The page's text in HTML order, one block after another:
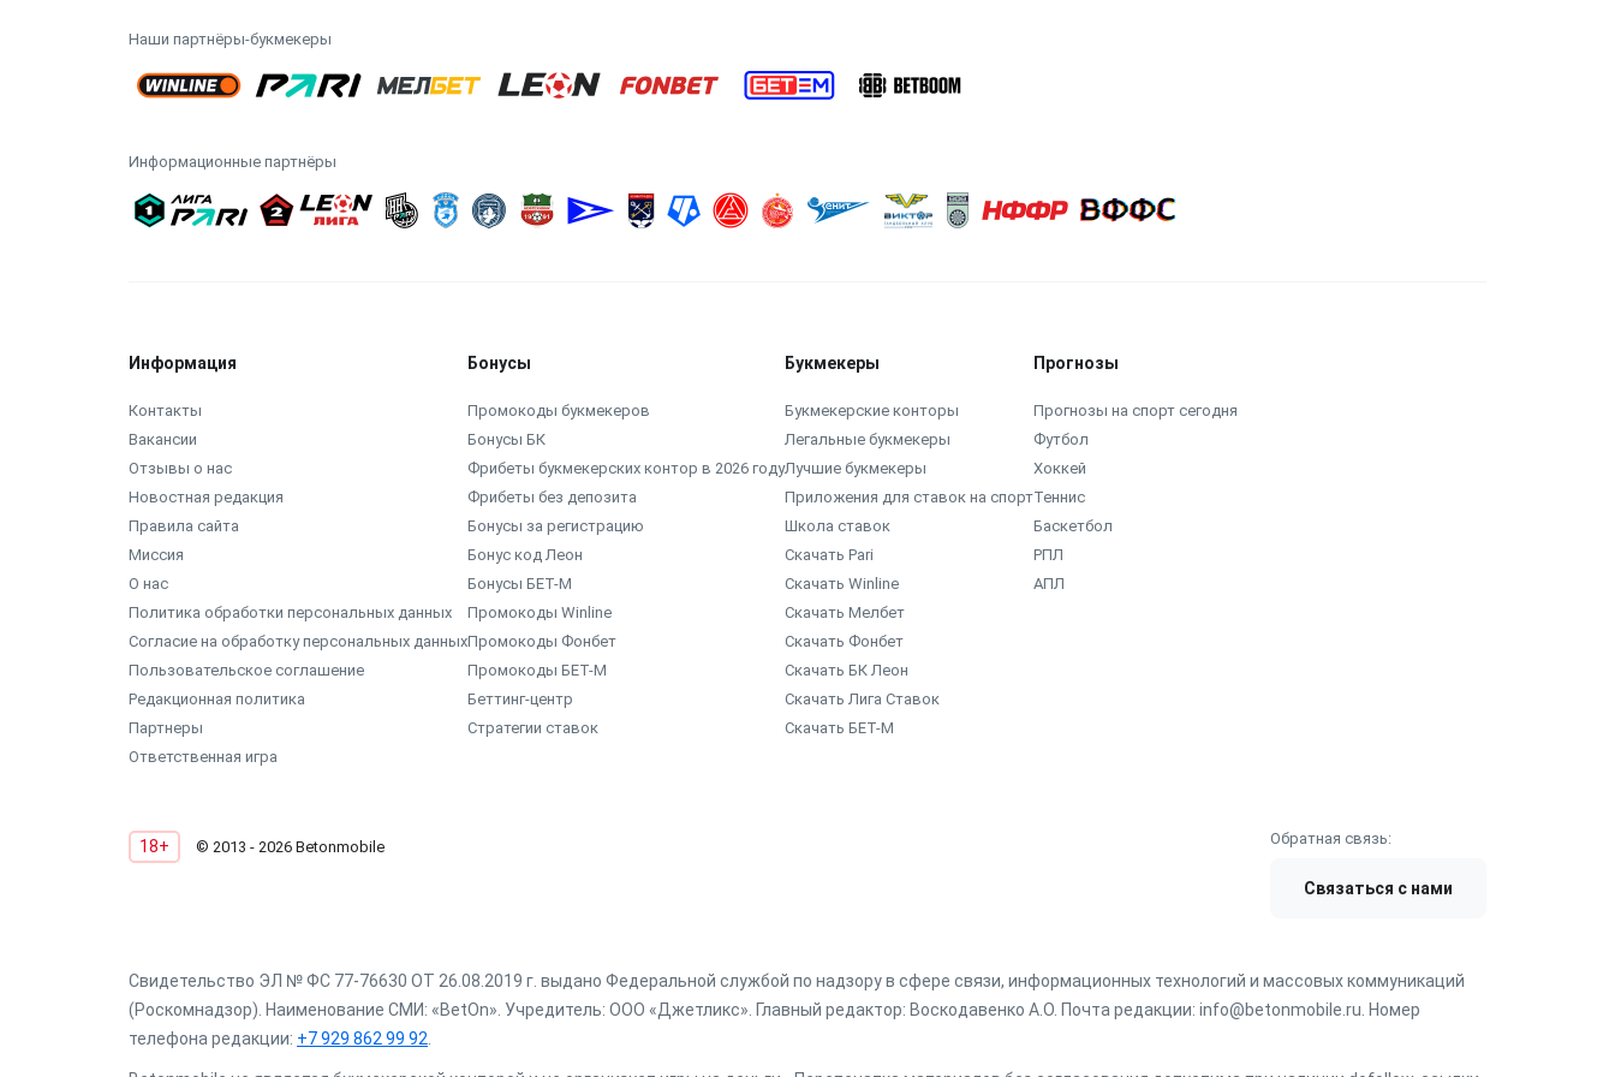
Наши партнёры-букмекеры
Информационные партнёры
Информация
Контакты
Вакансии
Отзывы о нас
Новостная редакция
Правила сайта
Миссия
О нас
Политика обработки персональных данных
Согласие на обработку персональных данных
Пользовательское соглашение
Редакционная политика
Партнеры
Ответственная игра
Бонусы
Промокоды букмекеров
Бонусы БК
Фрибеты букмекерских контор в 2026 году
Фрибеты без депозита
Бонусы за регистрацию
Бонус код Леон
Бонусы БЕТ-М
Промокоды Winline
Промокоды Фонбет
Промокоды БЕТ-М
Беттинг-центр
Стратегии ставок
Букмекеры
Букмекерские конторы
Легальные букмекеры
Лучшие букмекеры
Приложения для ставок на спорт
Школа ставок
Скачать Pari
Скачать Winline
Скачать Мелбет
Скачать Фонбет
Скачать БК Леон
Скачать Лига Ставок
Скачать БЕТ-М
Прогнозы
Прогнозы на спорт сегодня
Футбол
Хоккей
Теннис
Баскетбол
РПЛ
АПЛ
18+ © 2013 - 2026 Betonmobile Обратная связь:
Связаться с нами
Свидетельство ЭЛ № ФС 77-76630 ОТ 26.08.2019 г. выдано Федеральной службой по надзору в сфере связи, информационных технологий и массовых коммуникаций
(Роскомнадзор). Наименование СМИ: «BetOn». Учредитель: ООО «Джетликс». Главный редактор: Воскодавенко А.О. Почта редакции: info@betonmobile.ru. Номер
телефона редакции: +7 929 862 99 92